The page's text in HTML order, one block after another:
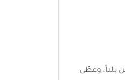
بلداً، وغطّى